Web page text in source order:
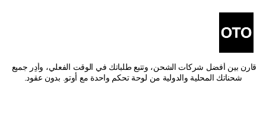
سيهات إلى حفر الباطن
شحناتك المحلية والدولية من لوحة تحكم واحدة مع أوتو. بدون عقود.